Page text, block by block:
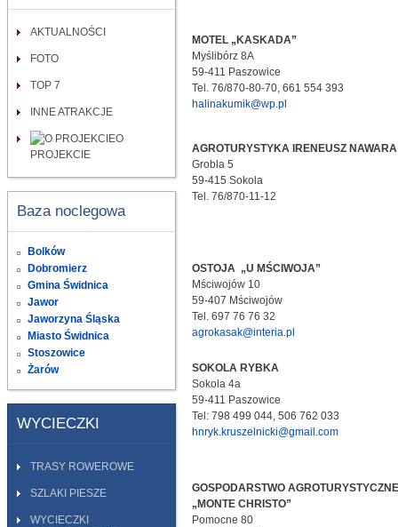
AKTUALNOŚCI
FOTO
TOP 7
INNE ATRAKCJE
O
PROJEKCIE
Baza noclegowa
Bolków
Dobromierz
Gmina Świdnica
Jawor
Jaworzyna Śląska
Miasto Świdnica
Stoszowice
Żarów
WYCIECZKI
TRASY ROWEROWE
SZLAKI PIESZE
WYCIECZKI
MOTEL „KASKADA”
Myślibórz 8A
59-411 Paszowice
Tel. 76/870-80-70, 661 554 393
halinakumik@wp.pl
AGROTURYSTYKA IRENEUSZ NAWARA
Grobla 5
59-415 Sokola
Tel. 76/870-11-12
OSTOJA „U MŚCIWOJA”
Mściwojów 10
59-407 Mściwojów
Tel. 697 76 76 32
agrokasak@interia.pl
SOKOLA RYBKA
Sokola 4a
59-411 Paszowice
Tel: 798 499 044, 506 762 033
hnryk.kruszelnicki@gmail.com
GOSPODARSTWO AGROTURYSTYCZNE
„MONTE CHRISTO”
Pomocne 80